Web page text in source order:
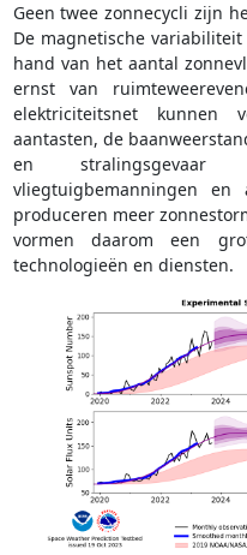
Geen twee zonnecycli zijn
De magnetische
hand van het aantal
ernst van
elektriciteitsnet kunnen
aantasten, de
en stralingsgevaar
vliegtuigbemanningen en
produceren meer
vormen daarom een
technologieën en diensten.